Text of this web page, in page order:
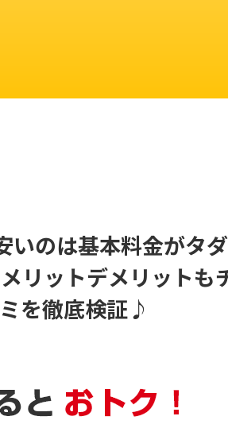
いのは基本料金がタ
リットデメリットも
を徹底検証♪